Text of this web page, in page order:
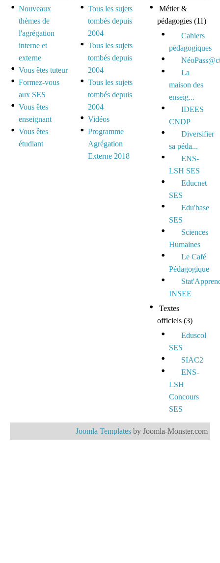
Espace réservé pour
mutualiser ses outils,
idées et questionnements
Nouveaux
thèmes de
l'agrégation
interne et
externe
Vous êtes tuteur
Formez-vous
aux SES
Vous êtes
enseignant
Vous êtes
étudiant
Tous les sujets
tombés depuis
2004
Tous les sujets
tombés depuis
2004
Tous les sujets
tombés depuis
2004
Vidéos
Programme
Agrégation
Externe 2018
Métier &
pédagogies (11)
Cahiers
pédagogiques
La
maison des
enseig...
IDEES
CNDP
Diversifier
sa péda...
ENS-
LSH SES
Educnet
SES
Edu'base
SES
Sciences
Humaines
Le Café
Pédagogique
INSEE
Textes
officiels (3)
Eduscol
SES
SIAC2
ENS-
LSH
Concours
SES
Joomla Templates by Joomla-Monster.com